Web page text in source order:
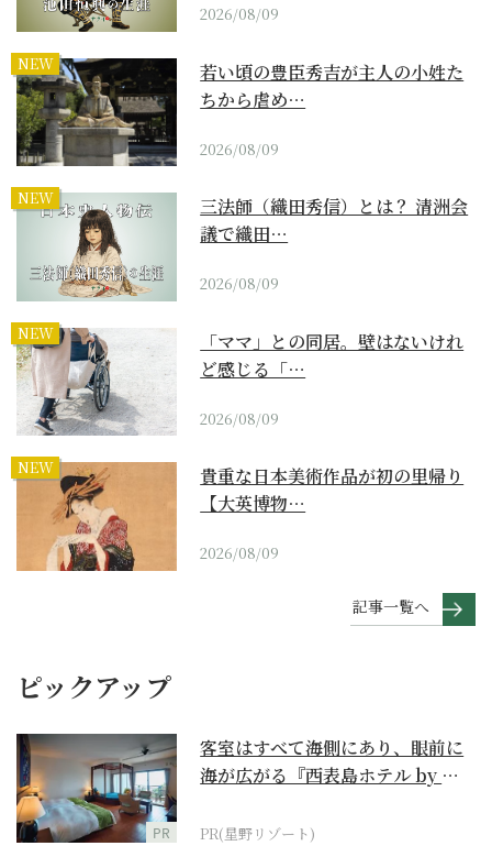
2026/08/09
NEW
若い頃の豊臣秀吉が主人の小姓た
ちから虐め…
2026/08/09
NEW
三法師（織田秀信）とは？ 清洲会
議で織田…
2026/08/09
NEW
「ママ」との同居。壁はないけれ
ど感じる「…
2026/08/09
NEW
貴重な日本美術作品が初の里帰り
【大英博物…
2026/08/09
記事一覧へ
ピックアップ
PR
客室はすべて海側にあり、眼前に
海が広がる『西表島ホテル by 星
PR(星野リゾート)